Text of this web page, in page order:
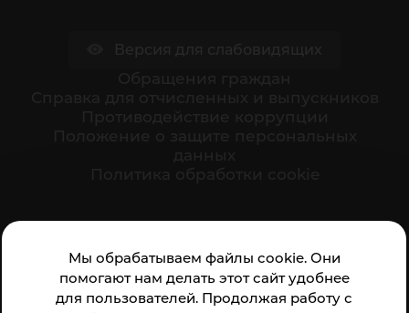
Мы обрабатываем файлы cookie. Они
помогают нам делать этот сайт удобнее
для пользователей. Продолжая работу с
организации: